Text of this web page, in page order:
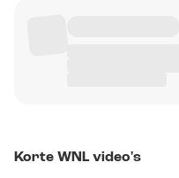
Korte WNL video's